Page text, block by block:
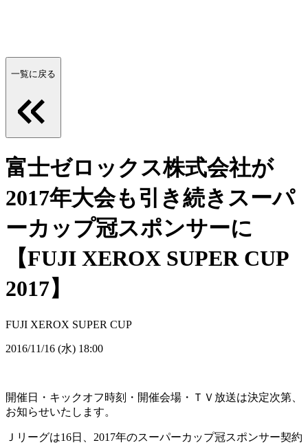
一覧に戻る
富士ゼロックス株式会社が
2017年大会も引き続きスーパ
ーカップ冠スポンサーに
【FUJI XEROX SUPER CUP
2017】
FUJI XEROX SUPER CUP
2016/11/16 (水) 18:00
開催日・キックオフ時刻・開催会場・ＴＶ放送は決定次第、
お知らせいたします。
Ｊリーグは16日、2017年のスーパーカップ冠スポンサー契約